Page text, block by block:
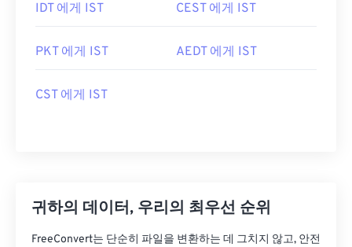
IDT 에게 IST CEST 에게 IST
PKT 에게 IST AEDT 에게 IST
CST 에게 IST
귀하의 데이터, 우리의 최우선 순위
FreeConvert는 단순히 파일을 변환하는 데 그치지 않고, 안전